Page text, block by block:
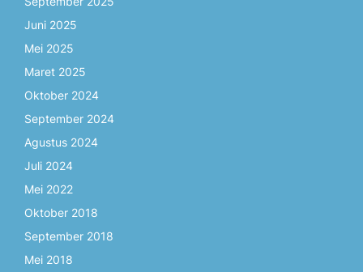
Juni 2025
Mei 2025
Maret 2025
Oktober 2024
September 2024
Agustus 2024
Juli 2024
Mei 2022
Oktober 2018
September 2018
Mei 2018